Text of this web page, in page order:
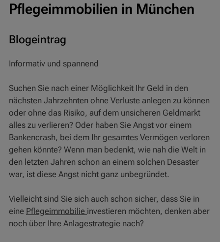
Pflegeimmobilien in München
Blogeintrag
Informativ und spannend
Suchen Sie nach einer Möglichkeit Ihr Geld in den
nächsten Jahrzehnten ohne Verluste anlegen zu können
oder ohne das Risiko, auf dem unsicheren Geldmarkt
alles zu verlieren? Oder haben Sie Angst vor einem
Bankencrash, bei dem Ihr gesamtes Vermögen verloren
gehen könnte? Wenn man bedenkt, wie nah die Welt in
den letzten Jahren schon an einem solchen Desaster
war, ist diese Angst nicht ganz unbegründet.
Vielleicht sind Sie sich auch schon sicher, dass Sie in
eine Pflegeimmobilie investieren möchten, denken aber
noch über Ihre Anlagestrategie nach?